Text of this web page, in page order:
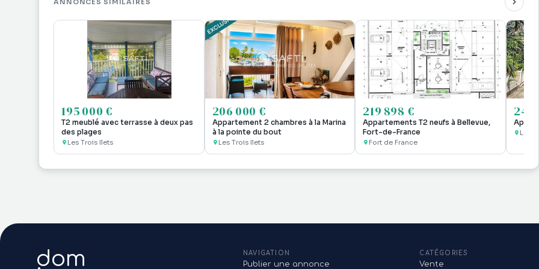
ANNONCES SIMILAIRES
195 000 €
T2 meublé avec terrasse à deux pas
des plages
Les Trois Ilets
206 000 €
Appartement 2 chambres à la Marina
à la pointe du bout
Les Trois Ilets
219 898 €
Appartements T2 neufs à Bellevue,
Fort-de-France
Fort de France
249
Le
dom NAVIGATION
Publier une annonce
CATÉGORIES
Vente